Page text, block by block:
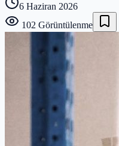
6 Haziran 2026
102 Görüntülenme